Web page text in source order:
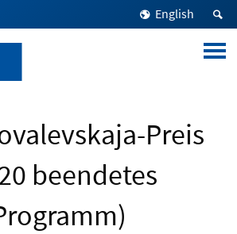
English
Preis
beendetes